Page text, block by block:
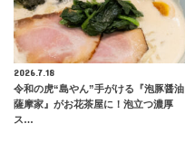
2026.7.18
令和の虎“島やん”手がける『泡豚醤油
薩摩家』がお花茶屋に！泡立つ濃厚
ス…